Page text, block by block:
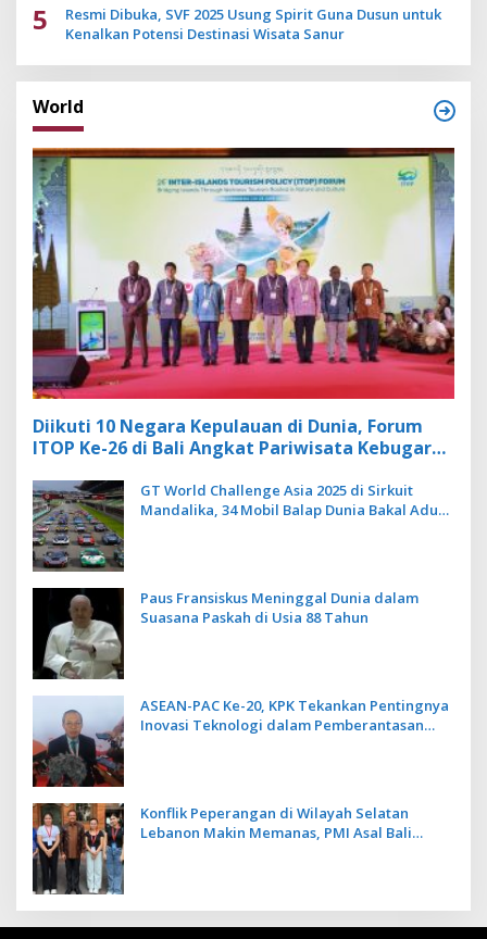
5
Resmi Dibuka, SVF 2025 Usung Spirit Guna Dusun untuk
Kenalkan Potensi Destinasi Wisata Sanur
World
Diikuti 10 Negara Kepulauan di Dunia, Forum
ITOP Ke-26 di Bali Angkat Pariwisata Kebugaran
GT World Challenge Asia 2025 di Sirkuit
Mandalika, 34 Mobil Balap Dunia Bakal Adu
Paus Fransiskus Meninggal Dunia dalam
Suasana Paskah di Usia 88 Tahun
ASEAN-PAC Ke-20, KPK Tekankan Pentingnya
Inovasi Teknologi dalam Pemberantasan
Konflik Peperangan di Wilayah Selatan
Lebanon Makin Memanas, PMI Asal Bali